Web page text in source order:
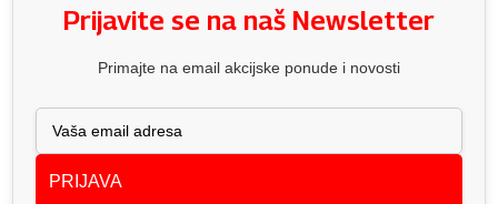
Prijavite se na naš Newsletter
Primajte na email akcijske ponude i novosti
PRIJAVA